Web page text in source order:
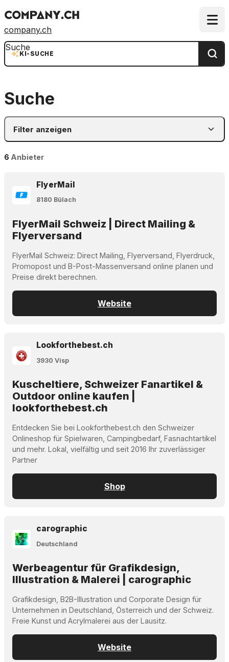
company.ch
KI-SUCHE
Suche
Suche
Filter anzeigen
6 Anbieter
FlyerMail
8180 Bülach
FlyerMail Schweiz | Direct Mailing &
Flyerversand
FlyerMail Schweiz: Direct Mailing, Flyerversand, Flyerdruck,
Promopost und B-Post-Massenversand online planen und
Preise direkt berechnen.
Website
Lookforthebest.ch
3930 Visp
Kuscheltiere, Schweizer Fanartikel &
Outdoor online kaufen |
lookforthebest.ch
Entdecken Sie bei Lookforthebest.ch den Schweizer
Onlineshop für Spielwaren, Campingbedarf, Fasnachtartikel
und mehr. Lokal, vielfältig und seit 2016 Ihr zuverlässiger
Partner
Shop
carographic
Deutschland
Werbeagentur für Grafikdesign,
Illustration & Malerei | carographic
Grafikdesign, B2B-Illustration und Corporate Design für
Unternehmen in Deutschland, Österreich und der Schweiz.
Freie Kunst und Acrylmalerei aus der Lausitz.
Website